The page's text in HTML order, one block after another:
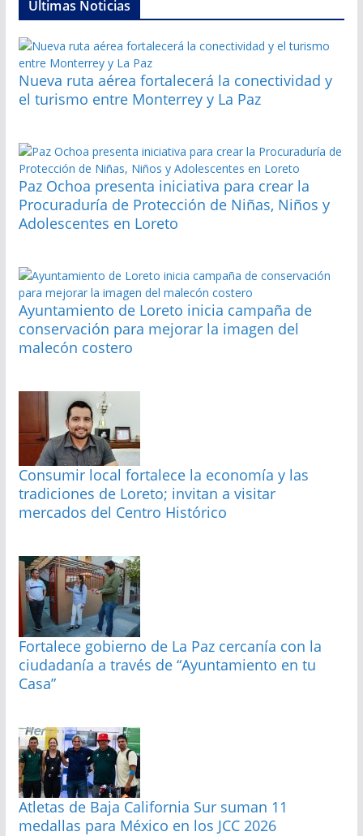
Últimas Noticias
Nueva ruta aérea fortalecerá la conectividad y
el turismo entre Monterrey y La Paz
Paz Ochoa presenta iniciativa para crear la
Procuraduría de Protección de Niñas, Niños y
Adolescentes en Loreto
Ayuntamiento de Loreto inicia campaña de
conservación para mejorar la imagen del
malecón costero
Consumir local fortalece la economía y las
tradiciones de Loreto; invitan a visitar
mercados del Centro Histórico
Fortalece gobierno de La Paz cercanía con la
ciudadanía a través de “Ayuntamiento en tu
Casa”
Atletas de Baja California Sur suman 11
medallas para México en los JCC 2026